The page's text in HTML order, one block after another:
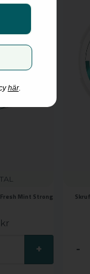
Mint Strong
+ -
här.